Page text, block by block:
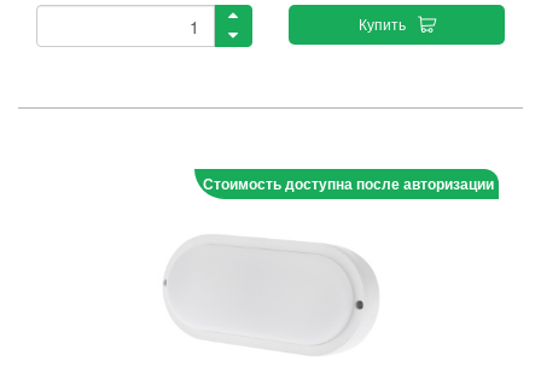
Купить
Стоимость доступна после авторизации